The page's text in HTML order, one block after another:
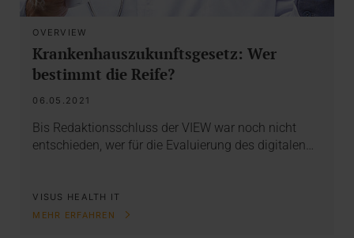
OVERVIEW
Krankenhauszukunftsgesetz: Wer
bestimmt die Reife?
06.05.2021
Bis Redaktionsschluss der VIEW war noch nicht
entschieden, wer für die Evaluierung des digitalen…
VISUS HEALTH IT
MEHR ERFAHREN